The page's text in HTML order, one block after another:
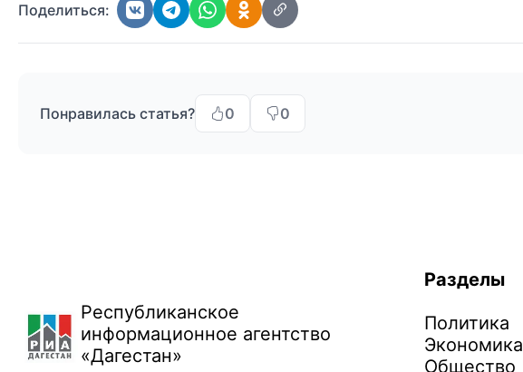
Поделиться:
Понравилась статья? 0 0
Республиканское
информационное агентство
«Дагестан»
Разделы
Политика
Экономика
Общество